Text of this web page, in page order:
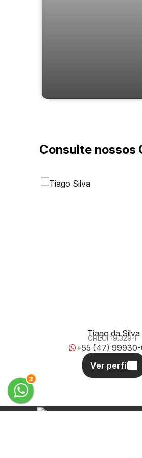
3
Consulte nossos
Tiago da Silva
CRECI 19.329-F
+55 (47) 99930-